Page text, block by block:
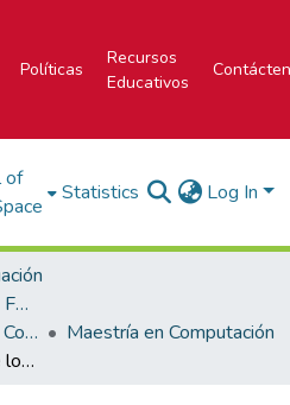
Políticas
Recursos
Educativos
of
Statistics Log In
Biblioteca José Figueres Ferrer
Escuela de Ingeniería en Computación
Maestría en Computación
Propuesta de mejora de los procesos de admisión y matrícula del Instituto Tecnológico de Costa Rica utilizando una metodología de BPM